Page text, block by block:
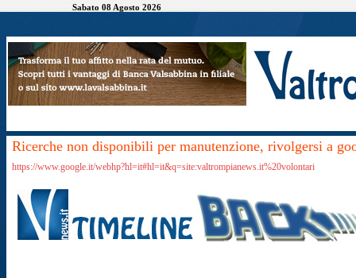
Sabato 08 Agosto 2026
Ricerche non disponibili per manutenzione, rivolgersi a
https://www.google.it/webhp?hl=it#hl=it&q=site:valtrompianews.it%20volontari